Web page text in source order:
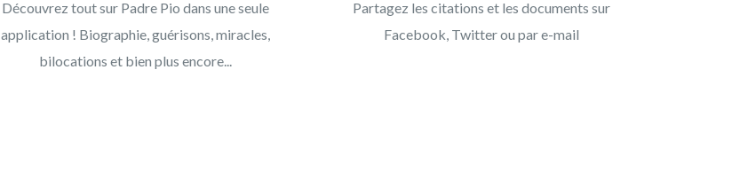
Découvrez tout sur Padre Pio dans une seule
application ! Biographie, guérisons, miracles,
bilocations et bien plus encore...
Partagez les citations et les documents sur
Facebook, Twitter ou par e-mail